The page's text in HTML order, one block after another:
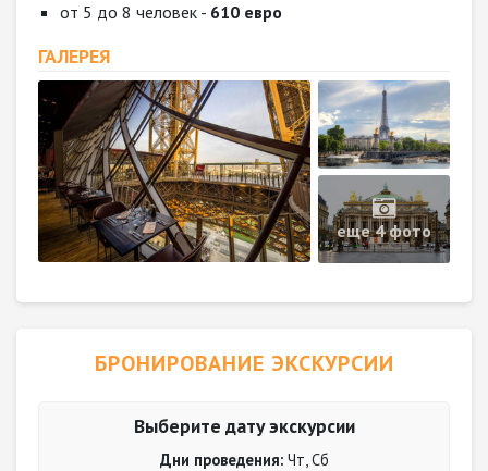
от 5 до 8 человек - 610 евро
ГАЛЕРЕЯ
еще 4 фото
БРОНИРОВАНИЕ ЭКСКУРСИИ
Выберите дату экскурсии
Дни проведения:Чт, Сб